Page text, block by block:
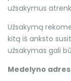
užsakymus
Užsakymą
kitą iš anksto
užsakymas gali
Medelyno